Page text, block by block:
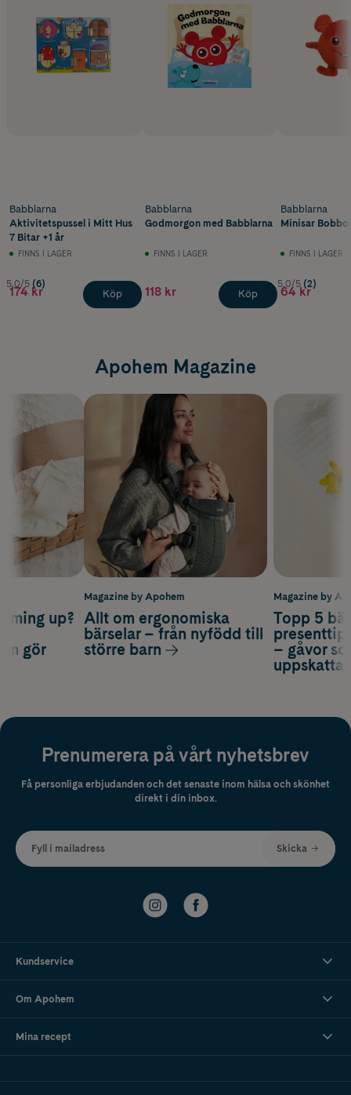
Babblarna
Aktivitetspussel i Mitt Hus
7 Bitar +1 år
FINNS I LAGER
5.0/5 (6)
174 kr Köp
Babblarna
Godmorgon med Babblarna
FINNS I LAGER
118 kr Köp
Babblarna
Minisar Bobbo
FINNS I LAGER
5.0/5 (2)
64 kr
Apohem Magazine
Magazine by
Topp 5
– gåvor
up?
gör
Magazine by Apohem
Allt om ergonomiska
bärselar – från nyfödd till
större barn
Prenumerera på vårt nyhetsbrev
Få personliga erbjudanden och det senaste inom hälsa och skönhet
direkt i din inbox.
Fyll i mailadress Skicka
Kundservice
Om Apohem
Mina recept